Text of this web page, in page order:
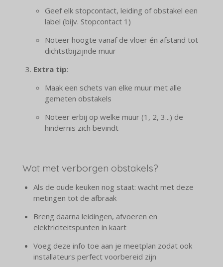
Geef elk stopcontact, leiding of obstakel een
label (bijv. Stopcontact 1)
Noteer hoogte vanaf de vloer én afstand tot
dichtstbijzijnde muur
Extra tip:
Maak een schets van elke muur met alle
gemeten obstakels
Noteer erbij op welke muur (1, 2, 3...) de
hindernis zich bevindt
Wat met verborgen obstakels?
Als de oude keuken nog staat: wacht met deze
metingen tot de afbraak
Breng daarna leidingen, afvoeren en
elektriciteitspunten in kaart
Voeg deze info toe aan je meetplan zodat ook
installateurs perfect voorbereid zijn